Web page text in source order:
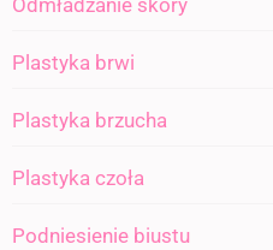
Plastyka brwi
Plastyka brzucha
Plastyka czoła
Podniesienie biustu